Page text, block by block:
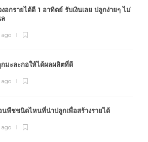
อกรายได้ดี 1 อาทิตย์ รับเงินเลย ปลูกง่ายๆ ไม่
ล
ago
มะละกอให้ได้ผลผลิตที่ดี
ago
นพืชชนิดไหนที่น่าปลูกเพื่อสร้างรายได้
ago